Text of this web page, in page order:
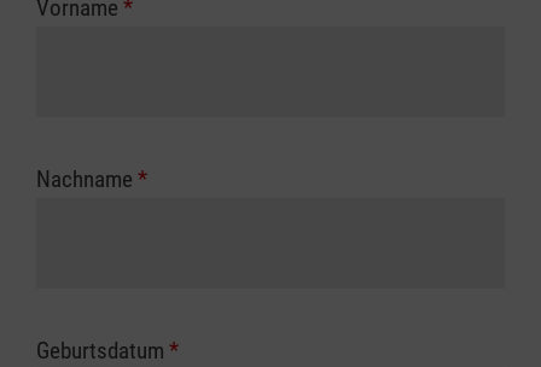
Vorname *
Nachname *
Geburtsdatum *